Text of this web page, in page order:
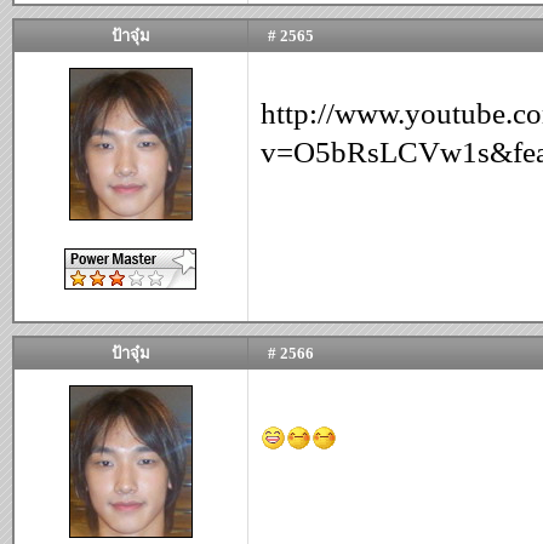
ป้าจุ๋ม # 2565
http://
ป้าจุ๋ม # 2566